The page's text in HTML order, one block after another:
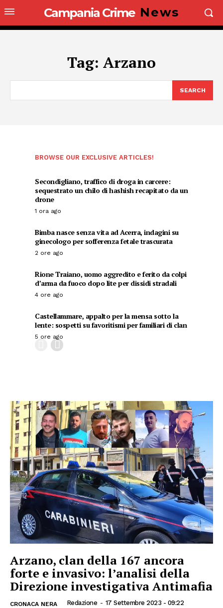
Campania Crime News
Tag: Arzano
SEARCH
BROWSE OUR EXCLUSIVE ARTICLES!
Secondigliano, traffico di droga in carcere:
sequestrato un chilo di hashish recapitato da un
drone
1 ora ago
Bimba nasce senza vita ad Acerra, indagini su
ginecologo per sofferenza fetale trascurata
2 ore ago
Rione Traiano, uomo aggredito e ferito da colpi
d’arma da fuoco dopo lite per dissidi stradali
4 ore ago
Castellammare, appalto per la mensa sotto la
lente: sospetti su favoritismi per familiari di clan
5 ore ago
Arzano, clan della 167 ancora
forte e invasivo: l’analisi della
Direzione investigativa Antimafia
CRONACA NERA Redazione - 17 Settembre 2023 - 09:22